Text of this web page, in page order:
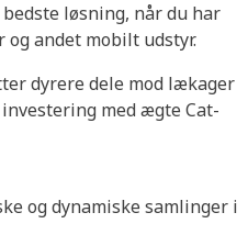
løsning, når du har
andet mobilt udstyr.
dyrere dele mod lækager
med ægte Cat-
og dynamiske samlinger i